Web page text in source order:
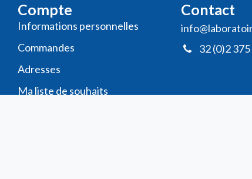
Compte
Informations personnelles
Commande​s
Adresses
Ma liste de souhaits
Contact
32 (0)2